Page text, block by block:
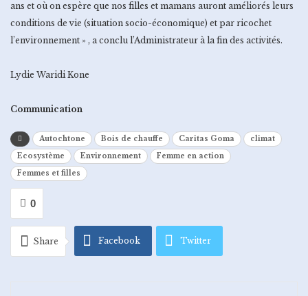
ans et où on espère que nos filles et mamans auront améliorés leurs
conditions de vie (situation socio-économique) et par ricochet
l’environnement » , a conclu l’Administrateur à la fin des activités.
Lydie Waridi Kone
Communication
Autochtone Bois de chauffe Caritas Goma
climat
Ecosystème
Environnement
Femme en action
Femmes et filles
0
Share Facebook Twitter